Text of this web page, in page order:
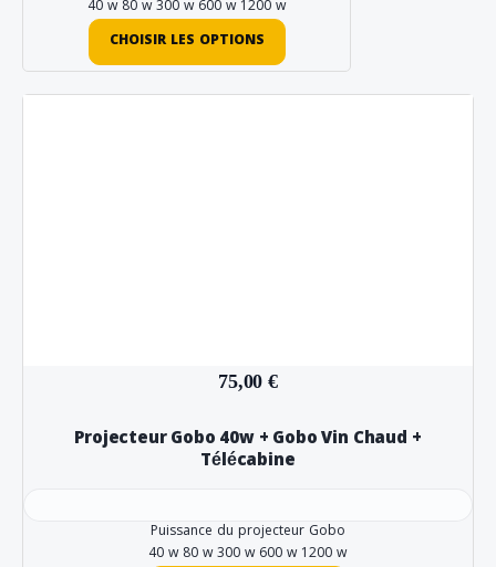
40 w80 w300 w600 w1200 w
CHOISIR LES OPTIONS
75,00 €
Projecteur Gobo 40w + Gobo Vin Chaud +
Télécabine
Puissance du projecteur Gobo
40 w80 w300 w600 w1200 w